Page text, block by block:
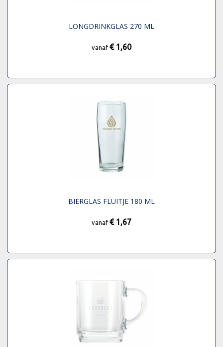
LONGDRINKGLAS 270 ML
vanaf € 1,60
BIERGLAS FLUITJE 180 ML
vanaf € 1,67